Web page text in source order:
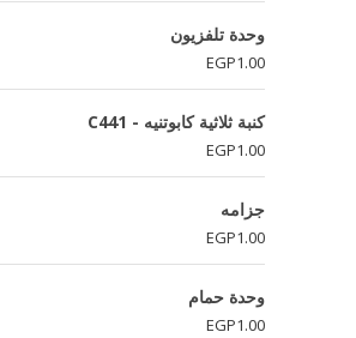
وحدة تلفزيون
EGP1.00
كنبة ثلاثية كابوتنيه - C441
EGP1.00
جزامه
EGP1.00
وحدة حمام
EGP1.00